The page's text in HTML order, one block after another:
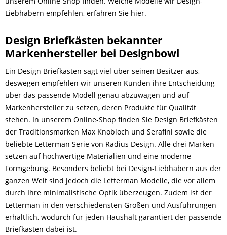
Liebhabern empfehlen, erfahren Sie hier.
Design Briefkästen bekannter
Markenhersteller bei Designbowl
Ein Design Briefkasten sagt viel über seinen Besitzer aus,
deswegen empfehlen wir unseren Kunden ihre Entscheidung
über das passende Modell genau abzuwägen und auf
Markenhersteller zu setzen, deren Produkte für Qualität
stehen. In unserem Online-Shop finden Sie Design Briefkästen
der Traditionsmarken Max Knobloch und Serafini sowie die
beliebte Letterman Serie von Radius Design. Alle drei Marken
setzen auf hochwertige Materialien und eine moderne
Formgebung. Besonders beliebt bei Design-Liebhabern aus der
ganzen Welt sind jedoch die Letterman Modelle, die vor allem
durch Ihre minimalistische Optik überzeugen. Zudem ist der
Letterman in den verschiedensten Größen und Ausführungen
erhältlich, wodurch für jeden Haushalt garantiert der passende
Briefkasten dabei ist.